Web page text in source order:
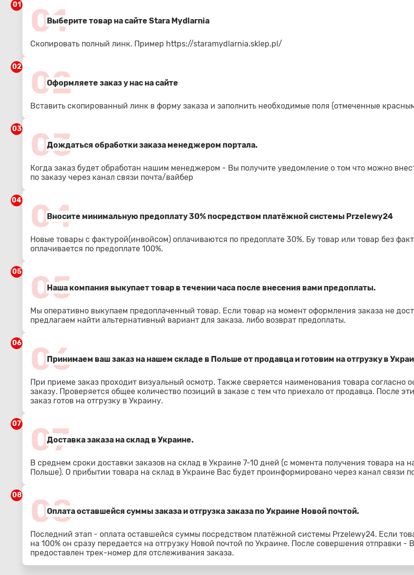
01 01
Выберите товар на сайте Stara Mydlarnia
Скопировать полный линк. Пример https://staramydlarnia.sklep.pl/
02 02
Оформляете заказ у нас на сайте
Вставить скопированный линк в форму заказа и заполнить необходимые поля (отмеченные
03 03
Дождаться обработки заказа менеджером портала.
Когда заказ будет обработан нашим менеджером - Вы получите уведомление о том что можно
по заказу через канал связи почта/вайбер
04 04
Вносите минимальную предоплату 30% посредством платёжной системы Przelewy24
Новые товары с фактурой(инвойсом) оплачиваются по предоплате 30%. Бу товар или товар без
оплачивается по предоплате 100%.
05 05
Наша компания выкупает товар в течении часа после внесения вами предоплаты.
Мы оперативно выкупаем предоплаченный товар. Если товар на момент оформления заказа не
предлагаем найти альтернативный вариант для заказа, либо возврат предоплаты.
06 06
Принимаем ваш заказ на нашем складе в Польше от продавца и готовим на отгрузку в
При приеме заказ проходит визуальный осмотр. Также сверяется наименования товара согласно
заказу. Проверяется общее количество позиций в заказе с тем что приехало от продавца. После
заказ готов на отгрузку в Украину.
07 07
Доставка заказа на склад в Украине.
В среднем сроки доставки заказов на склад в Украине 7-10 дней (с момента получения товара на
Польше). О прибытии товара на склад в Украине Вас будет проинформировано через канал связи
08 08
Оплата оставшейся суммы заказа и отгрузка заказа по Украине Новой почтой.
Последний этап - оплата оставшейся суммы посредством платёжной системы Przelewy24. Если
на 100% он сразу передается на отгрузку Новой почтой по Украине. После совершения отправки -
предоставлен трек-номер для отслеживания заказа.